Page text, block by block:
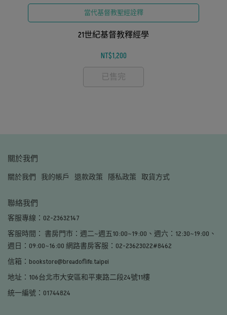
當代基督教聖經詮釋
21世紀基督教釋經學
NT$1,200
已售完
關於我們
關於我們 我的帳戶 退款政策 隱私政策 取貨方式
聯絡我們
客服專線：02-23632147
客服時間： 書房門市：週二~週五10:00~19:00、週六：12:30~19:00、
週日：09:00~16:00 網路書房客服：02-23623022#8462
信箱：bookstore@breadoflife.taipei
地址：106台北市大安區和平東路二段24號11樓
統一編號：01744824